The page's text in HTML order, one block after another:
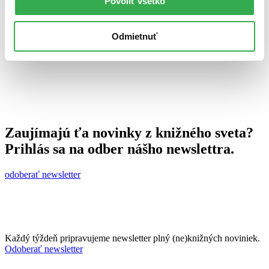
Odmietnuť
Zaujímajú ťa novinky z knižného sveta?
Prihlás sa na odber nášho newslettra.
odoberať newsletter
Každý týždeň pripravujeme newsletter plný (ne)knižných noviniek.
Odoberať newsletter